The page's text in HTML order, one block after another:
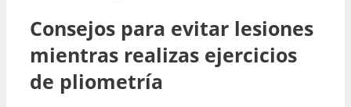
Consejos para evitar lesiones
mientras realizas ejercicios
de pliometría